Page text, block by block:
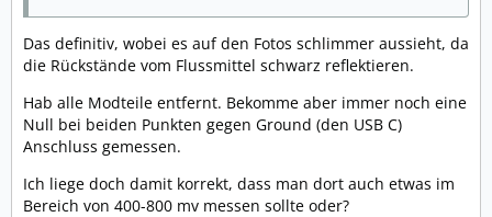
Das definitiv, wobei es auf den Fotos schlimmer aussieht, da
die Rückstände vom Flussmittel schwarz reflektieren.
Hab alle Modteile entfernt. Bekomme aber immer noch eine
Null bei beiden Punkten gegen Ground (den USB C)
Anschluss gemessen.
Ich liege doch damit korrekt, dass man dort auch etwas im
Bereich von 400-800 mv messen sollte oder?